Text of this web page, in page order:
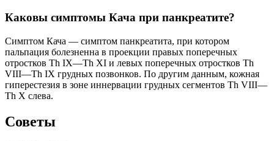
Каковы симптомы Кача при панкреатите?
Симптом Кача — симптом панкреатита, при котором
пальпация болезненна в проекции правых поперечных
отростков Th IX—Th XI и левых поперечных отростков Th
VIII—Th IX грудных позвонков. По другим данным, кожная
гиперестезия в зоне иннервации грудных сегментов Th VIII—
Th X слева.
Советы